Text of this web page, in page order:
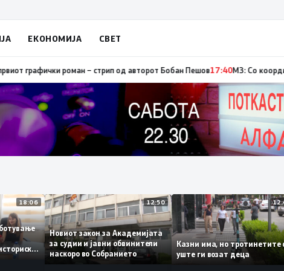
ЕКОНОМИЈА СВЕТ
од кои три се активни – изгаснат пожарот кај село Чифлик17:41
18:06
–
историски
12:50
Новиот закон за Академијата
за судии и јавни обвинители
наскоро во Собранието
Казни има, но
уште ги возат деца